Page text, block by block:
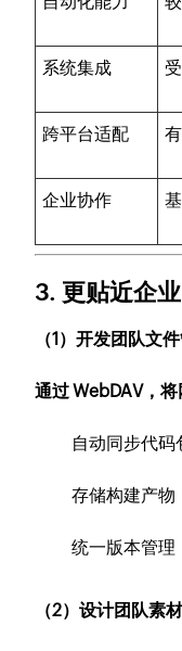
系统集成
跨平台适配
企业协作
3. 更贴近企
（1）开发团队文
通过 WebDAV，
自动同步代码
存储构建产物
统一版本管理
（2）设计团队素